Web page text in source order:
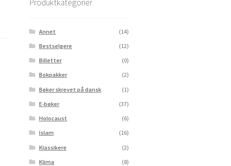
Produktkategorier
Annet
(14)
Bestselgere
(12)
Billetter
(0)
Bokpakker
(2)
Bøker skrevet på dansk
(1)
E-bøker
(37)
Holocaust
(6)
Islam
(16)
Klassikere
(2)
Klima
(8)